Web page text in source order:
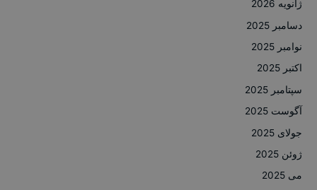
ژانویه 2026
دسامبر 2025
نوامبر 2025
اکتبر 2025
سپتامبر 2025
آگوست 2025
جولای 2025
ژوئن 2025
می 2025